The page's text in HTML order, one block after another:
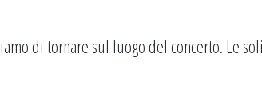
di tornare sul luogo del concerto. Le